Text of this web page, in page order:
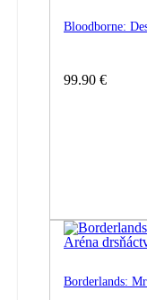
Bloodborne:
99.90 €
Borderlands: